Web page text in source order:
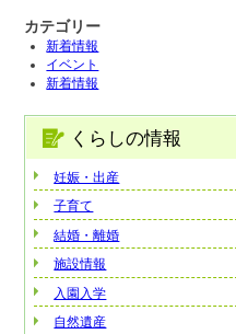
カテゴリー
新着情報
イベント
新着情報
くらしの情報
妊娠・出産
子育て
結婚・離婚
施設情報
入園入学
自然遺産